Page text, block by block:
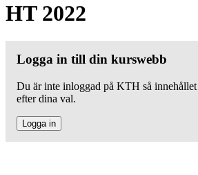
HT 2022
Logga in till din kurswebb
Du är inte inloggad på KTH så innehållet
efter dina val.
Logga in